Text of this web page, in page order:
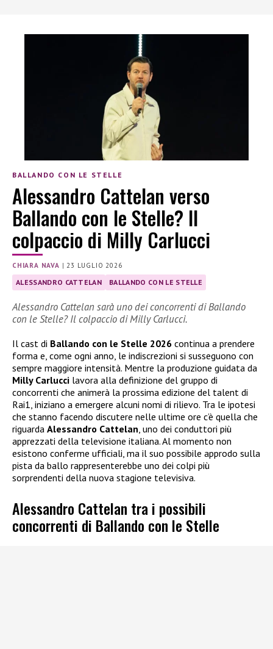
BALLANDO CON LE STELLE
Alessandro Cattelan verso
Ballando con le Stelle? Il
colpaccio di Milly Carlucci
CHIARA NAVA |23 LUGLIO 2026
ALESSANDRO CATTELAN BALLANDO CON LE STELLE
Alessandro Cattelan sarà uno dei concorrenti di Ballando
con le Stelle? Il colpaccio di Milly Carlucci.
Il cast di Ballando con le Stelle 2026 continua a prendere
forma e, come ogni anno, le indiscrezioni si susseguono con
sempre maggiore intensità. Mentre la produzione guidata da
Milly Carlucci lavora alla definizione del gruppo di
concorrenti che animerà la prossima edizione del talent di
Rai1, iniziano a emergere alcuni nomi di rilievo. Tra le ipotesi
che stanno facendo discutere nelle ultime ore c’è quella che
riguarda Alessandro Cattelan, uno dei conduttori più
apprezzati della televisione italiana. Al momento non
esistono conferme ufficiali, ma il suo possibile approdo sulla
pista da ballo rappresenterebbe uno dei colpi più
sorprendenti della nuova stagione televisiva.
Alessandro Cattelan tra i possibili
concorrenti di Ballando con le Stelle